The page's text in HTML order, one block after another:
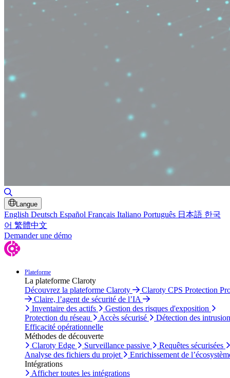
Langue
English Deutsch Español Français Italiano Português 日本語 한국
어 繁體中文
Demander une démo
Plateforme
La plateforme Claroty
Découvrez la plateforme Claroty
Claroty CPS Protection
Claire, l’agent de sécurité de l’IA
Inventaire des actifs
Gestion des risques d'exposition
Protection du réseau
Accès sécurisé
Détection des
Efficacité opérationnelle
Méthodes de découverte
Claroty Edge
Surveillance passive
Requêtes sécurisées
Analyse des fichiers du projet
Enrichissement de
Intégrations
Afficher toutes les intégrations